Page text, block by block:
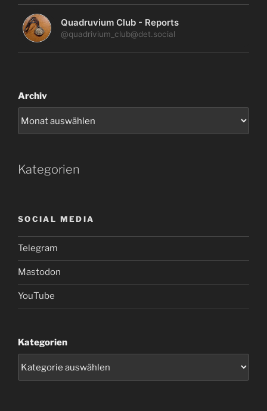
Quadruvium Club - Reports
@quadrivium_club@det.social
Archiv
Kategorien
SOCIAL MEDIA
Telegram
Mastodon
YouTube
Kategorien